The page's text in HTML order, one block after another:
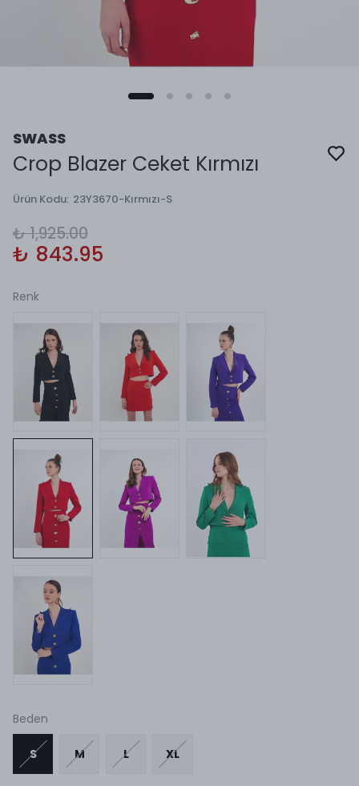
SWASS
Crop Blazer Ceket Kırmızı
Ürün Kodu: 23Y3670-Kırmızı-S
₺ 1,925.00
₺ 843.95
Renk
Beden
S M L XL